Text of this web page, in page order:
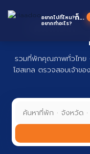
อยากไปที่ไหน?
อยากทำอะไร?
ก็...
ที่พักทั่วไท
รวมที่พักคุณภาพทั่วไทย
โฮสเทล ตรวจสอบเจ้าข